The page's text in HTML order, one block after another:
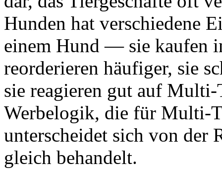
Hunden hat verschiedene
einem Hund — sie kaufen
reorderieren häufiger, sie
sie reagieren gut auf
Werbelogik, die für Multi-
unterscheidet sich von der
gleich behandelt.